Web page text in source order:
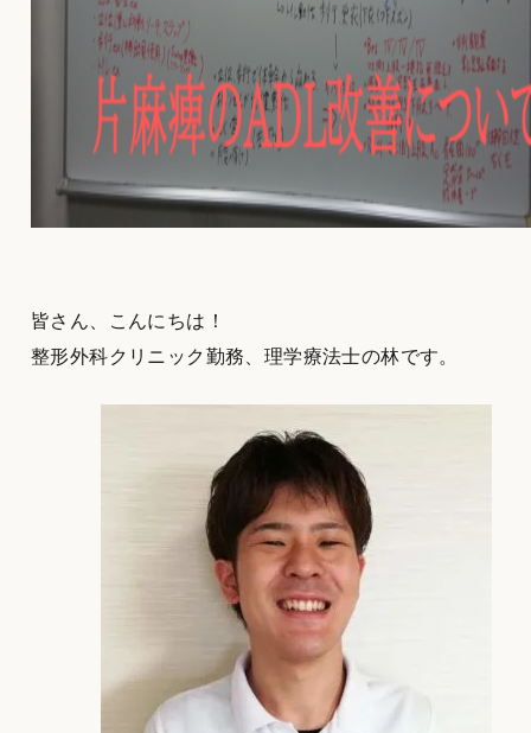
皆さん、こんにちは！
整形外科クリニック勤務、理学療法士の林です。